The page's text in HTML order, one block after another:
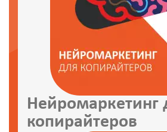
Нейромаркетинг
копирайтеров